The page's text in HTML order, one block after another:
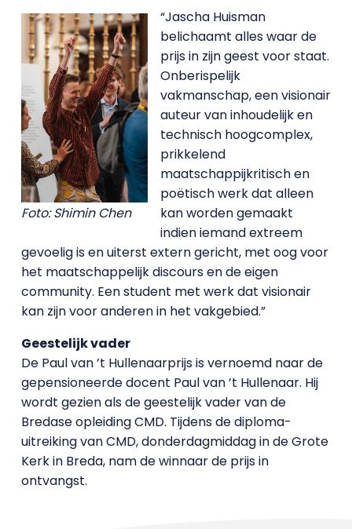
Foto: Shimin Chen
“Jascha Huisman
belichaamt alles waar de
prijs in zijn geest voor staat.
Onberispelijk
vakmanschap, een visionair
auteur van inhoudelijk en
technisch hoogcomplex,
prikkelend
maatschappijkritisch en
poëtisch werk dat alleen
kan worden gemaakt
indien iemand extreem
gevoelig is en uiterst extern gericht, met oog voor
het maatschappelijk discours en de eigen
community. Een student met werk dat visionair
kan zijn voor anderen in het vakgebied.”
Geestelijk vader
De Paul van ’t Hullenaarprijs is vernoemd naar de
gepensioneerde docent Paul van ’t Hullenaar. Hij
wordt gezien als de geestelijk vader van de
Bredase opleiding CMD. Tijdens de diploma-
uitreiking van CMD, donderdagmiddag in de Grote
Kerk in Breda, nam de winnaar de prijs in
ontvangst.